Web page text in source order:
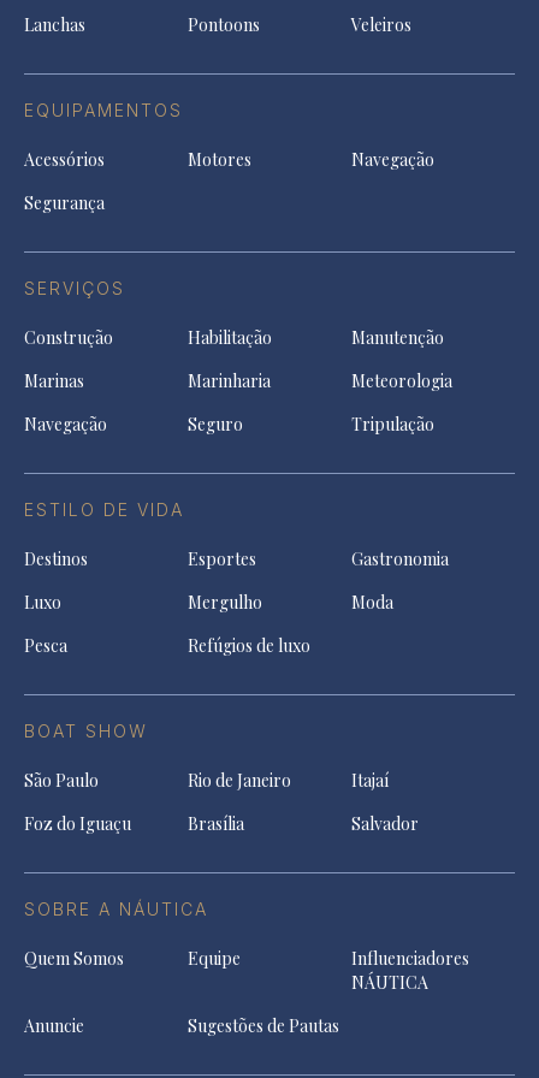
Lanchas
Pontoons Veleiros
EQUIPAMENTOS
Acessórios Motores
Navegação
Segurança
SERVIÇOS
Construção Habilitação
Manutenção
Marinas
Marinharia
Meteorologia
Navegação
Seguro Tripulação
ESTILO DE VIDA
Destinos Esportes
Gastronomia
Luxo
Mergulho
Moda
Pesca
Refúgios de luxo
BOAT SHOW
São Paulo Rio de Janeiro
Itajaí
Foz do Iguaçu
Brasília Salvador
SOBRE A NÁUTICA
Quem Somos Equipe
Influenciadores
NÁUTICA
Anuncie
Sugestões de Pautas